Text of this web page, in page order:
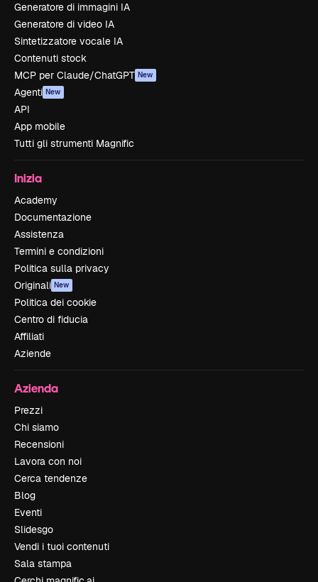
Generatore di immagini IA
Generatore di video IA
Sintetizzatore vocale IA
Contenuti stock
MCP per Claude/ChatGPT New
Agenti New
API
App mobile
Tutti gli strumenti Magnific
Inizia
Academy
Documentazione
Assistenza
Termini e condizioni
Politica sulla privacy
Originali New
Politica dei cookie
Centro di fiducia
Affiliati
Aziende
Azienda
Prezzi
Chi siamo
Recensioni
Lavora con noi
Cerca tendenze
Blog
Eventi
Slidesgo
Vendi i tuoi contenuti
Sala stampa